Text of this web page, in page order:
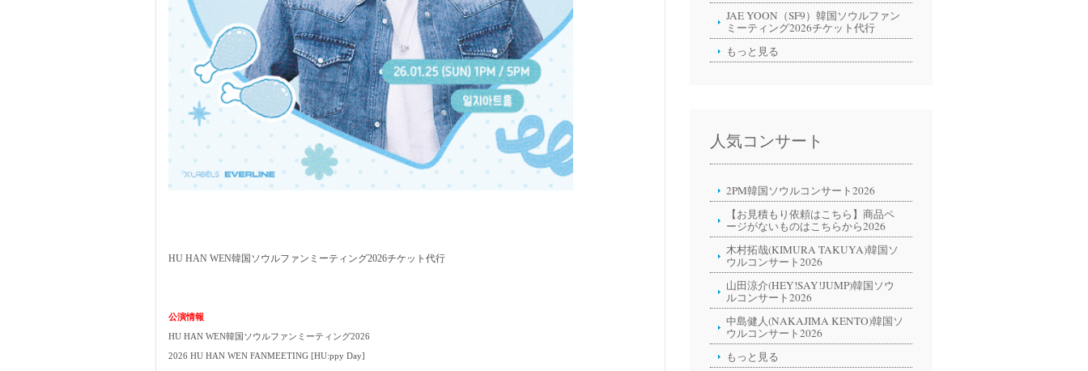
HU HAN WEN韓国ソウルファンミーティング2026チケット代行
公演情報
HU HAN WEN韓国ソウルファンミーティング2026
2026 HU HAN WEN FANMEETING [HU:ppy Day]
JAE YOON（SF9）韓国ソウルファン
ミーティング2026チケット代行
もっと見る
人気コンサート
2PM韓国ソウルコンサート2026
【お見積もり依頼はこちら】商品ペ
ージがないものはこちらから2026
木村拓哉(KIMURA TAKUYA)韓国ソ
ウルコンサート2026
山田涼介(HEY!SAY!JUMP)韓国ソウ
ルコンサート2026
中島健人(NAKAJIMA KENTO)韓国ソ
ウルコンサート2026
もっと見る